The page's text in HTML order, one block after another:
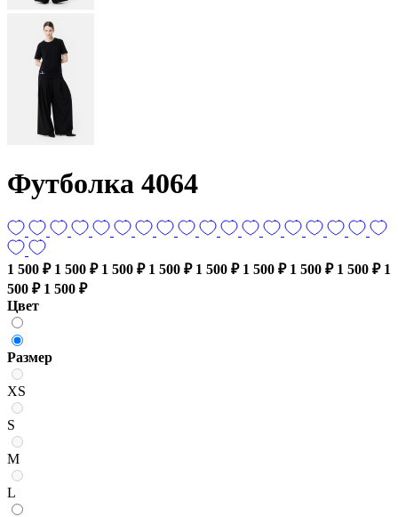
Футболка 4064
1 500 ₽ 1 500 ₽ 1 500 ₽ 1 500 ₽ 1 500 ₽ 1 500 ₽ 1 500 ₽ 1 500 ₽ 1
500 ₽ 1 500 ₽
Цвет
Размер
XS
S
M
L